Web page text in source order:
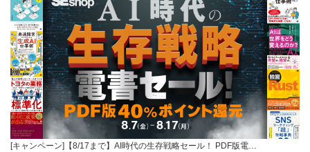
[キャンペーン]【8/17まで】AI時代の生存戦略セール！ PDF版電…